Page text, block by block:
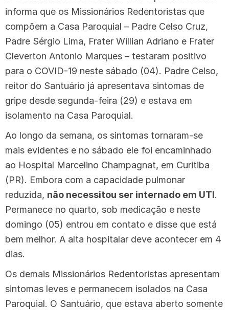
informa que os Missionários Redentoristas que
compõem a Casa Paroquial – Padre Celso Cruz,
Padre Sérgio Lima, Frater Willian Adriano e Frater
Cleverton Antonio Marques – testaram positivo
para o COVID-19 neste sábado (04). Padre Celso,
reitor do Santuário já apresentava sintomas de
gripe desde segunda-feira (29) e estava em
isolamento na Casa Paroquial.
Ao longo da semana, os sintomas tornaram-se
mais evidentes e no sábado ele foi encaminhado
ao Hospital Marcelino Champagnat, em Curitiba
(PR). Embora com a capacidade pulmonar
reduzida, não necessitou ser internado em UTI.
Permanece no quarto, sob medicação e neste
domingo (05) entrou em contato e disse que está
bem melhor. A alta hospitalar deve acontecer em 4
dias.
Os demais Missionários Redentoristas apresentam
sintomas leves e permanecem isolados na Casa
Paroquial. O Santuário, que estava aberto somente